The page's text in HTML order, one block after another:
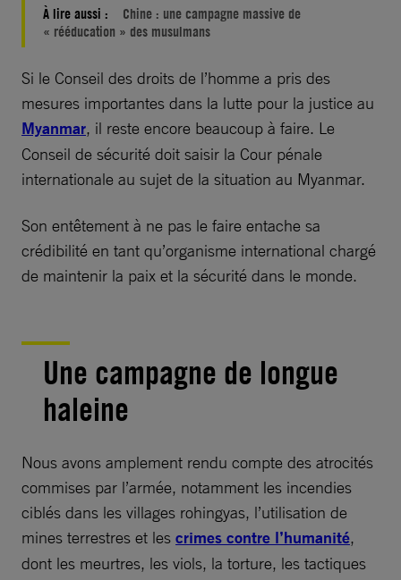
À lire aussi :
Chine : une campagne massive de
« rééducation » des musulmans
Si le Conseil des droits de l’homme a pris des
mesures importantes dans la lutte pour la justice au
Myanmar, il reste encore beaucoup à faire. Le
Conseil de sécurité doit saisir la Cour pénale
internationale au sujet de la situation au Myanmar.
Son entêtement à ne pas le faire entache sa
crédibilité en tant qu’organisme international chargé
de maintenir la paix et la sécurité dans le monde.
Une campagne de longue
haleine
Nous avons amplement rendu compte des atrocités
commises par l’armée, notamment les incendies
ciblés dans les villages rohingyas, l’utilisation de
mines terrestres et les crimes contre l’humanité,
dont les meurtres, les viols, la torture, les tactiques